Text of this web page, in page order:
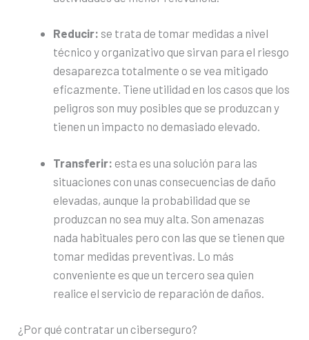
Reducir: se trata de tomar medidas a nivel
técnico y organizativo que sirvan para el riesgo
desaparezca totalmente o se vea mitigado
eficazmente. Tiene utilidad en los casos que los
peligros son muy posibles que se produzcan y
tienen un impacto no demasiado elevado.
Transferir: esta es una solución para las
situaciones con unas consecuencias de daño
elevadas, aunque la probabilidad que se
produzcan no sea muy alta. Son amenazas
nada habituales pero con las que se tienen que
tomar medidas preventivas. Lo más
conveniente es que un tercero sea quien
realice el servicio de reparación de daños.
¿Por qué contratar un ciberseguro?